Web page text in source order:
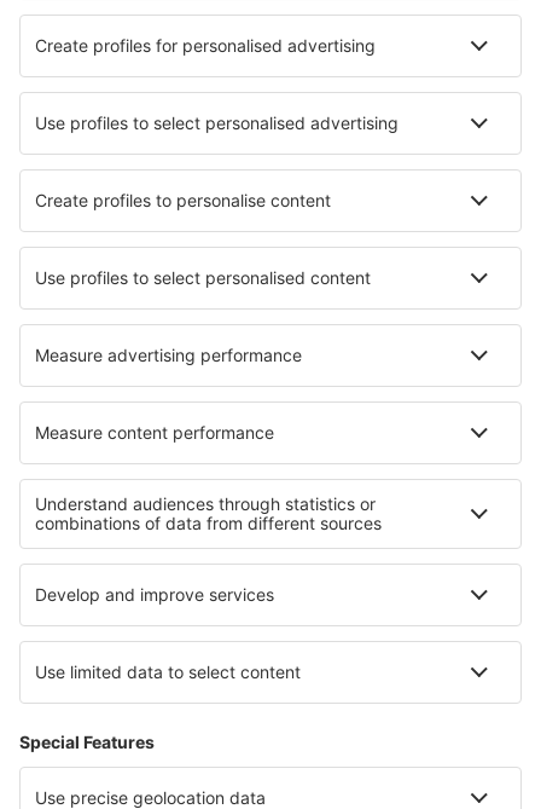
Companii aeriene
Wizz Air
Ryanair
Lufthansa
Despre eSky
Cariere
Termeni şi condiţii
Rezervările mele
Politica de Confidențialitate
Politică cookie
Asistenţă şi contact